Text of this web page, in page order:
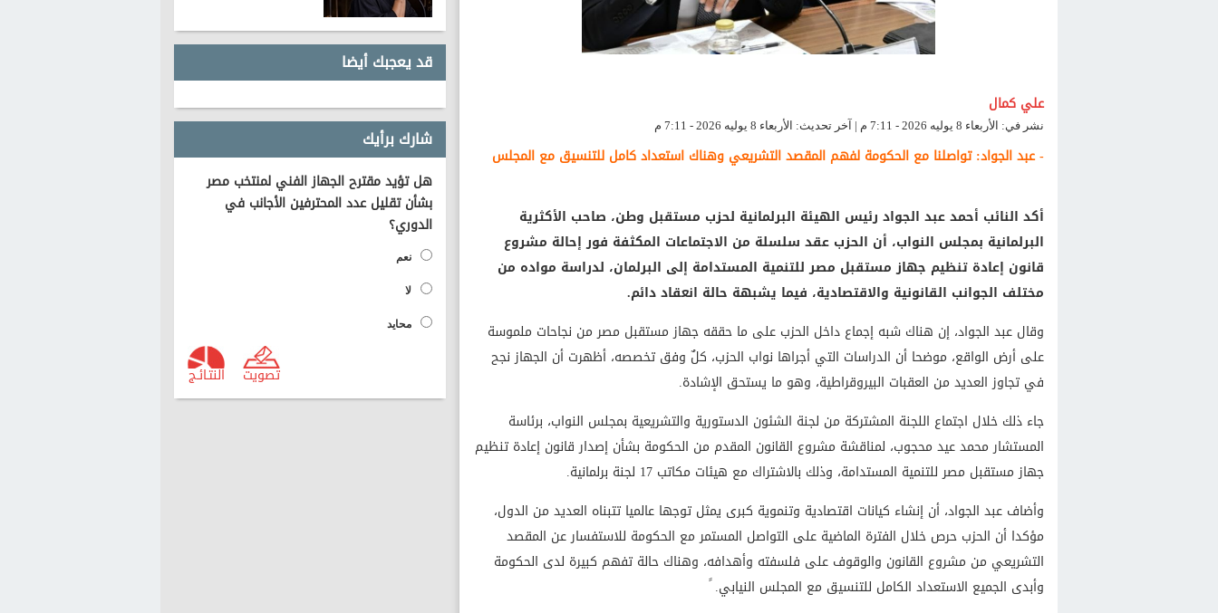
قد يعجبك أيضا
شارك برأيك
هل تؤيد مقترح الجهاز الفني لمنتخب مصر
بشأن تقليل عدد المحترفين الأجانب في
الدوري؟
نعم
لا
محايد
النتـائـج تصويت
علي كمال
نشر في: الأربعاء 8 يوليه 2026 - 7:11 م | آخر تحديث: الأربعاء 8 يوليه 2026 - 7:11 م
- عبد الجواد: تواصلنا مع الحكومة لفهم المقصد التشريعي وهناك استعداد كامل للتنسيق مع المجلس
أكد النائب أحمد عبد الجواد رئيس الهيئة البرلمانية لحزب مستقبل وطن، صاحب الأكثرية
البرلمانية بمجلس النواب، أن الحزب عقد سلسلة من الاجتماعات المكثفة فور إحالة مشروع
قانون إعادة تنظيم جهاز مستقبل مصر للتنمية المستدامة إلى البرلمان، لدراسة مواده من
مختلف الجوانب القانونية والاقتصادية، فيما يشبهة حالة انعقاد دائم.
وقال عبد الجواد، إن هناك شبه إجماع داخل الحزب على ما حققه جهاز مستقبل مصر من نجاحات ملموسة
على أرض الواقع، موضحا أن الدراسات التي أجراها نواب الحزب، كلٌ وفق تخصصه، أظهرت أن الجهاز نجح
في تجاوز العديد من العقبات البيروقراطية، وهو ما يستحق الإشادة.
جاء ذلك خلال اجتماع اللجنة المشتركة من لجنة الشئون الدستورية والتشريعية بمجلس النواب، برئاسة
المستشار محمد عيد محجوب، لمناقشة مشروع القانون المقدم من الحكومة بشأن إصدار قانون إعادة تنظيم
جهاز مستقبل مصر للتنمية المستدامة، وذلك بالاشتراك مع هيئات مكاتب 17 لجنة برلمانية.
وأضاف عبد الجواد، أن إنشاء كيانات اقتصادية وتنموية كبرى يمثل توجها عالميا تتبناه العديد من الدول،
مؤكدا أن الحزب حرص خلال الفترة الماضية على التواصل المستمر مع الحكومة للاستفسار عن المقصد
التشريعي من مشروع القانون والوقوف على فلسفته وأهدافه، وهناك حالة تفهم كبيرة لدى الحكومة
وأبدى الجميع الاستعداد الكامل للتنسيق مع المجلس النيابي. ً